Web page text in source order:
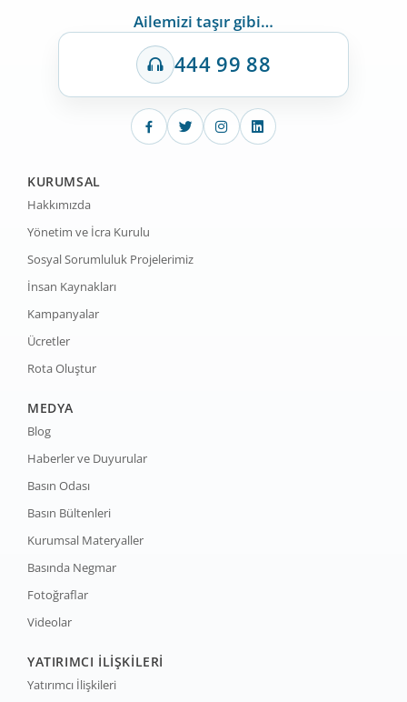
Ailemizi taşır gibi…
444 99 88
KURUMSAL
Hakkımızda
Yönetim ve İcra Kurulu
Sosyal Sorumluluk Projelerimiz
İnsan Kaynakları
Kampanyalar
Ücretler
Rota Oluştur
MEDYA
Blog
Haberler ve Duyurular
Basın Odası
Basın Bültenleri
Kurumsal Materyaller
Basında Negmar
Fotoğraflar
Videolar
YATIRIMCI İLİŞKİLERİ
Yatırımcı İlişkileri